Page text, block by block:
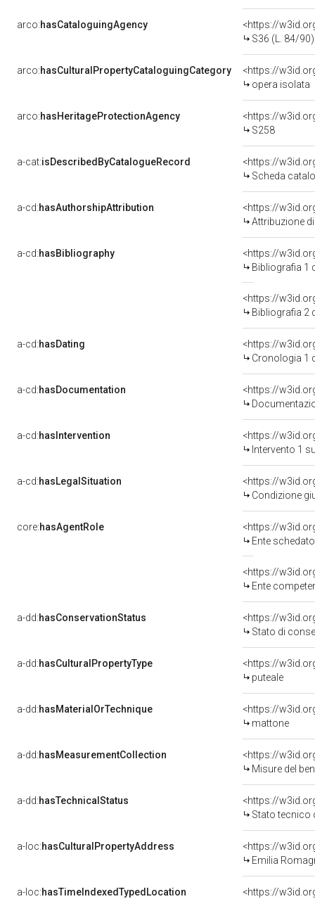
arco:hasCataloguingAgency
<https://
S36 (L. 84/90)
arco:hasCulturalPropertyCataloguingCategory
<https://
opera isolata
arco:hasHeritageProtectionAgency
<https://
S258
a-cat:isDescribedByCatalogueRecord
<https://
Scheda
a-cd:hasAuthorshipAttribution
Attribuzione
a-cd:hasBibliography
<https://
Bibliografia 1
<https://
Bibliografia 2
a-cd:hasDating
<https://
Cronologia 1
a-cd:hasDocumentation
a-cd:hasIntervention
<https://
Intervento 1
a-cd:hasLegalSituation
Condizione
core:hasAgentRole
<https://
Ente
<https://
Ente competente
a-dd:hasConservationStatus
<https://
Stato di
a-dd:hasCulturalPropertyType
<https://
puteale
a-dd:hasMaterialOrTechnique
<https://
mattone
a-dd:hasMeasurementCollection
<https://
Misure del
a-dd:hasTechnicalStatus
<https://
Stato tecnico
a-loc:hasCulturalPropertyAddress
<https://
Emilia
a-loc:hasTimeIndexedTypedLocation
<https://